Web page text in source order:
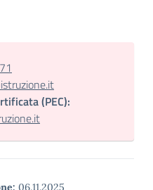
(PEC):
06.11.2025